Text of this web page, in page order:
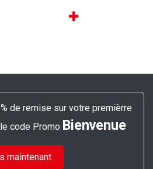
de remise sur votre premièrre
code Promo Bienvenue
maintenant